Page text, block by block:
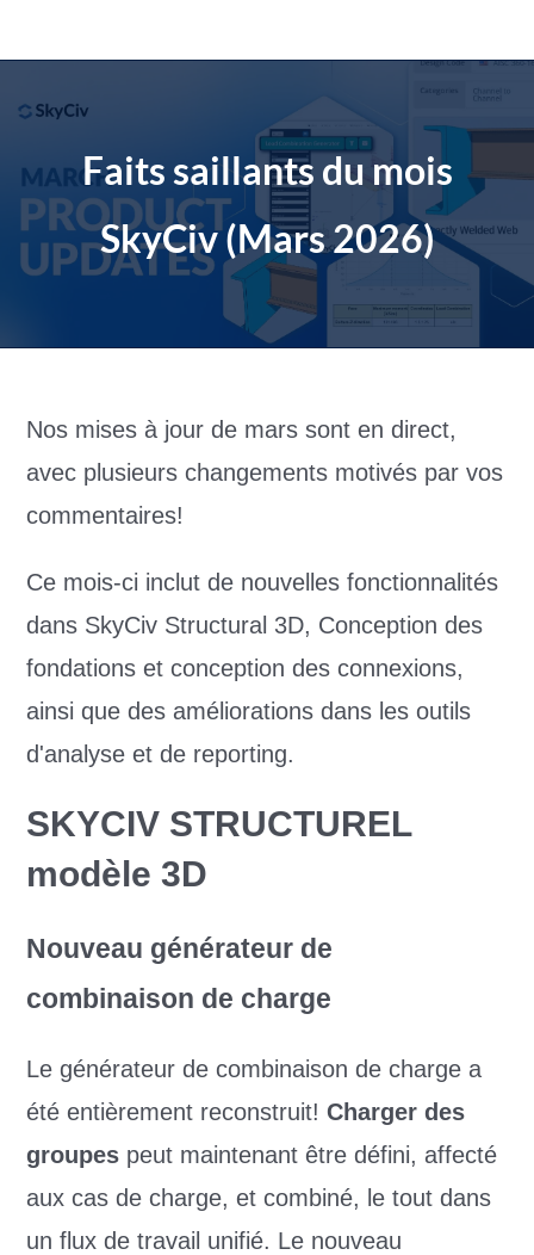
Faits saillants du mois
SkyCiv (Mars 2026)
Nos mises à jour de mars sont en direct,
avec plusieurs changements motivés par vos
commentaires!
Ce mois-ci inclut de nouvelles fonctionnalités
dans SkyCiv Structural 3D, Conception des
fondations et conception des connexions,
ainsi que des améliorations dans les outils
d'analyse et de reporting.
SKYCIV STRUCTUREL
modèle 3D
Nouveau générateur de
combinaison de charge
Le générateur de combinaison de charge a
été entièrement reconstruit!Charger des
groupes peut maintenant être défini, affecté
aux cas de charge, et combiné, le tout dans
un flux de travail unifié. Le nouveau